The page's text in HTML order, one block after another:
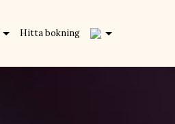
Hitta bokning